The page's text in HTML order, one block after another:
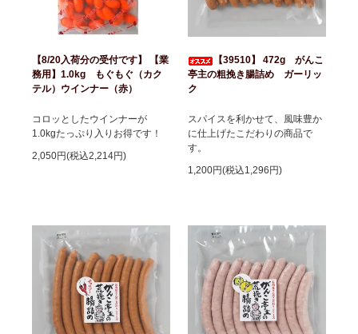
【8/20入荷分の受付です】 【業
務用】1.0kg もぐもぐ（カク
テル）ウインナー（赤）
コロッとしたウインナーが
1.0kgたっぷり入りお得です！
2,050円(税込2,214円)
【39510】 472g がんこ
亭主の粗挽き腸詰め ガーリッ
ク
スパイスを利かせて、風味豊か
に仕上げたこだわりの商品で
す。
1,200円(税込1,296円)